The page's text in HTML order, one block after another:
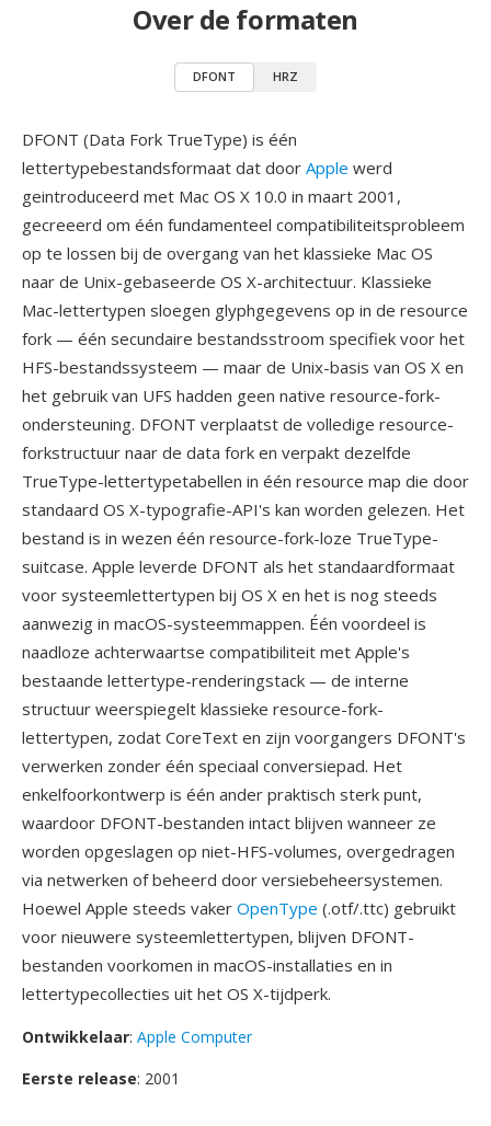
Over de formaten
DFONT HRZ
DFONT (Data Fork TrueType) is één
lettertypebestandsformaat dat door Apple werd
geintroduceerd met Mac OS X 10.0 in maart 2001,
gecreeerd om één fundamenteel compatibiliteitsprobleem
op te lossen bij de overgang van het klassieke Mac OS
naar de Unix-gebaseerde OS X-architectuur. Klassieke
Mac-lettertypen sloegen glyphgegevens op in de resource
fork — één secundaire bestandsstroom specifiek voor het
HFS-bestandssysteem — maar de Unix-basis van OS X en
het gebruik van UFS hadden geen native resource-fork-
ondersteuning. DFONT verplaatst de volledige resource-
forkstructuur naar de data fork en verpakt dezelfde
TrueType-lettertypetabellen in één resource map die door
standaard OS X-typografie-API's kan worden gelezen. Het
bestand is in wezen één resource-fork-loze TrueType-
suitcase. Apple leverde DFONT als het standaardformaat
voor systeemlettertypen bij OS X en het is nog steeds
aanwezig in macOS-systeemmappen. Één voordeel is
naadloze achterwaartse compatibiliteit met Apple's
bestaande lettertype-renderingstack — de interne
structuur weerspiegelt klassieke resource-fork-
lettertypen, zodat CoreText en zijn voorgangers DFONT's
verwerken zonder één speciaal conversiepad. Het
enkelfoorkontwerp is één ander praktisch sterk punt,
waardoor DFONT-bestanden intact blijven wanneer ze
worden opgeslagen op niet-HFS-volumes, overgedragen
via netwerken of beheerd door versiebeheersystemen.
Hoewel Apple steeds vaker OpenType (.otf/.ttc) gebruikt
voor nieuwere systeemlettertypen, blijven DFONT-
bestanden voorkomen in macOS-installaties en in
lettertypecollecties uit het OS X-tijdperk.
Ontwikkelaar: Apple Computer
Eerste release: 2001